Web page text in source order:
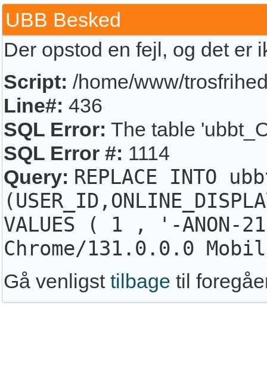
UBB Besked
Der opstod en fejl, og det
Script: /home/www/
Line#: 436
SQL Error: The table
SQL Error #: 1114
Query: REPLACE INTO
VALUES ( 1 , '-
Chrome/131.0.0.0
Gå venligst tilbage til